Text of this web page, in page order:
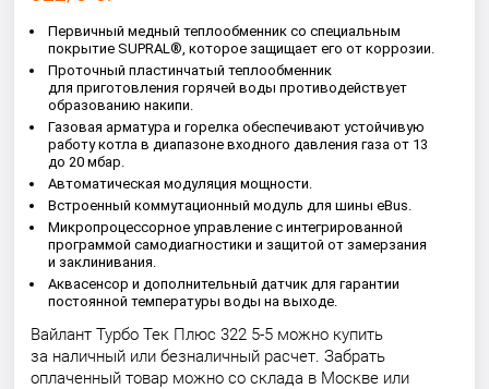
Первичный медный теплообменник со специальным
покрытие SUPRAL®, которое защищает его от коррозии.
Проточный пластинчатый теплообменник
для приготовления горячей воды противодействует
образованию накипи.
Газовая арматура и горелка обеспечивают устойчивую
работу котла в диапазоне входного давления газа от 13
до 20 мбар.
Автоматическая модуляция мощности.
Встроенный коммутационный модуль для шины eBus.
Микропроцессорное управление с интегрированной
программой самодиагностики и защитой от замерзания
и заклинивания.
Аквасенсор и дополнительный датчик для гарантии
постоянной температуры воды на выходе.
Вайлант Турбо Тек Плюс 322 5-5 можно купить
за наличный или безналичный расчет. Забрать
оплаченный товар можно со склада в Москве или